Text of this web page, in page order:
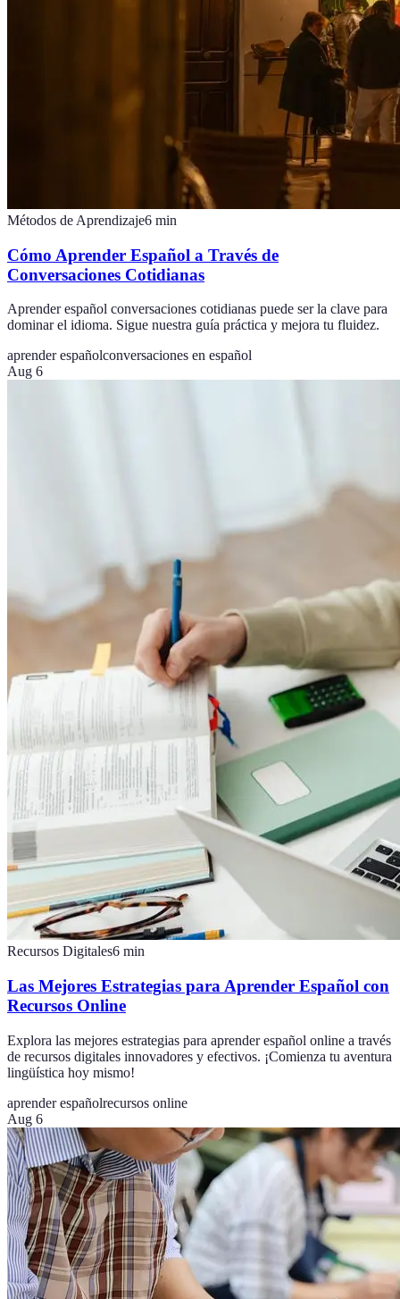
Métodos de Aprendizaje6 min
Cómo Aprender Español a Través de
Conversaciones Cotidianas
Aprender español conversaciones cotidianas puede ser la clave para
dominar el idioma. Sigue nuestra guía práctica y mejora tu fluidez.
aprender españolconversaciones en español
Aug 6
Recursos Digitales6 min
Las Mejores Estrategias para Aprender Español con
Recursos Online
Explora las mejores estrategias para aprender español online a través
de recursos digitales innovadores y efectivos. ¡Comienza tu aventura
lingüística hoy mismo!
aprender españolrecursos online
Aug 6